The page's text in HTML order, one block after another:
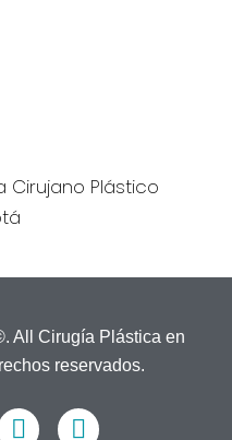
All Cirugía Plástica en
reservados.